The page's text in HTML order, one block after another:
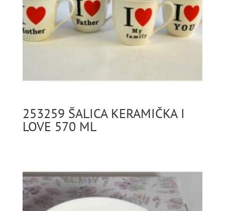
253259 ŠALICA KERAMIČKA I
LOVE 570 ML